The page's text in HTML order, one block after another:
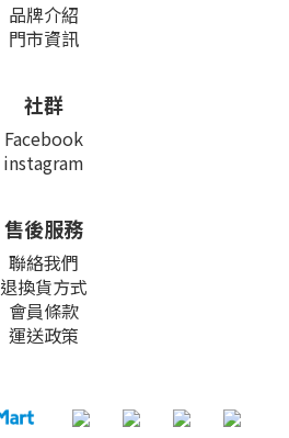
品牌介紹
門市資訊
社群
Facebook
instagram
售後服務
聯絡我們
退換貨方式
會員條款
運送政策